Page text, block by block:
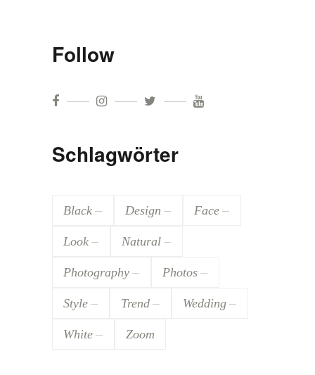
Follow
Schlagwörter
Black Design Face
Look Natural
Photography Photos
Style Trend Wedding
White Zoom